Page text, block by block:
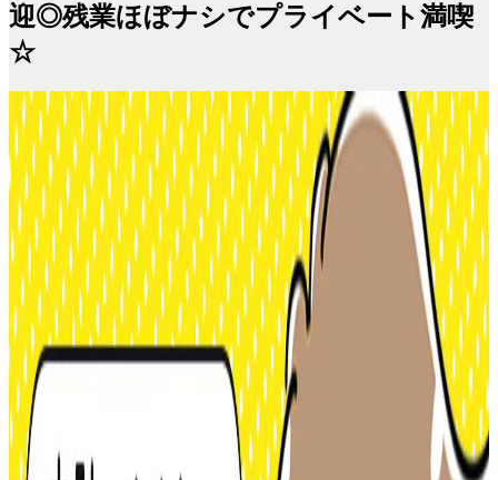
迎◎残業ほぼナシでプライベート満喫
☆